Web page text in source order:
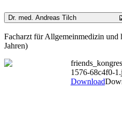
Dr. med. Andreas Tilch
Facharzt für Allgemeinmedizin und
Jahren)
1576-68c4f0-
Download